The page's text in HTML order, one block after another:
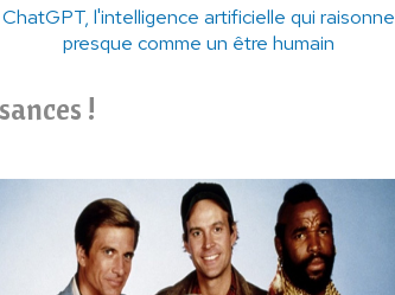
ChatGPT, l'intelligence artificielle qui raisonne
presque comme un être humain
!